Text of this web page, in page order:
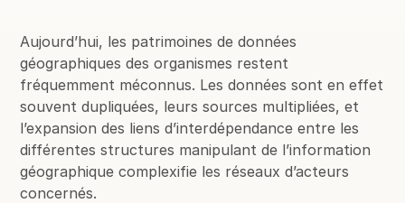
Aujourd’hui, les patrimoines de données
géographiques des organismes restent
fréquemment méconnus. Les données sont en effet
souvent dupliquées, leurs sources multipliées, et
l’expansion des liens d’interdépendance entre les
différentes structures manipulant de l’information
géographique complexifie les réseaux d’acteurs
concernés.